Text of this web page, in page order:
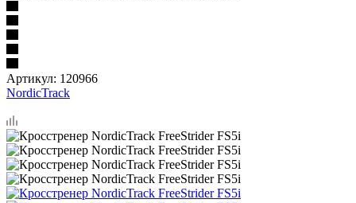
Артикул: 120966
NordicTrack